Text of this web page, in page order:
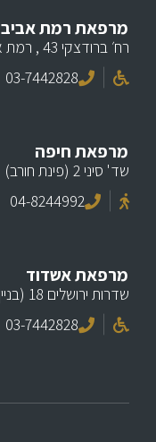
מרפאת רמת אביב
רח׳ ברודצקי 43 , רמת אביב
03-7442828
מרפאת חיפה
שד' סיני 2 (פינת חורב)
04-8244992
מרפאת אשדוד
שדרות ירושלים 18 (בניין קיי טאואר, קומה 5)
03-7442828